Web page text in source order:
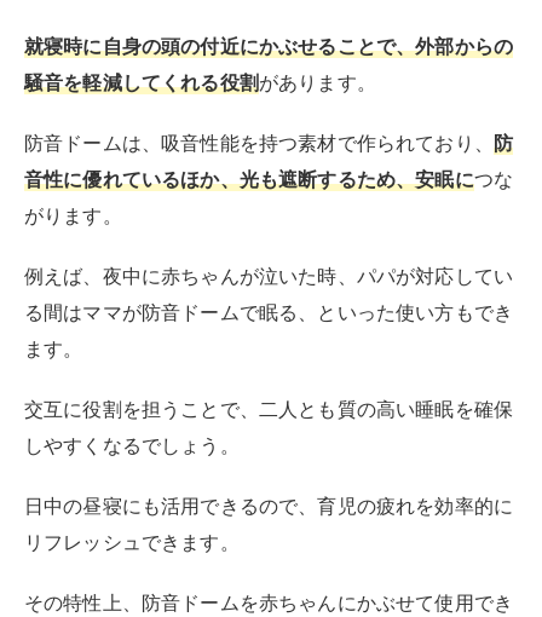
就寝時に自身の頭の付近にかぶせることで、外部からの
騒音を軽減してくれる役割があります。
防音ドームは、吸音性能を持つ素材で作られており、 防
音性に優れているほか、光も遮断するため、安眠につな
がります。
例えば、夜中に赤ちゃんが泣いた時、パパが対応してい
る間はママが防音ドームで眠る、といった使い方もでき
ます。
交互に役割を担うことで、二人とも質の高い睡眠を確保
しやすくなるでしょう。
日中の昼寝にも活用できるので、育児の疲れを効率的に
リフレッシュできます。
その特性上、防音ドームを赤ちゃんにかぶせて使用でき